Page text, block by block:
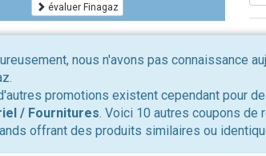
évaluer Finagaz
nous n'avons pas connaissance
promotions existent cependant pour
/ Fournitures. Voici 10 autres coupons
offrant des produits similaires ou